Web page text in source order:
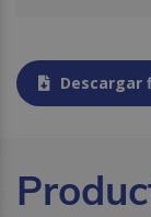
Descargar